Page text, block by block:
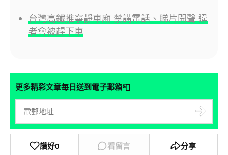
台灣高鐵推寧靜車廂 禁講電話、睇片開聲 違
者會被趕下車
更多精彩文章每日送到電子郵箱📮
讚好0 看留言 分享